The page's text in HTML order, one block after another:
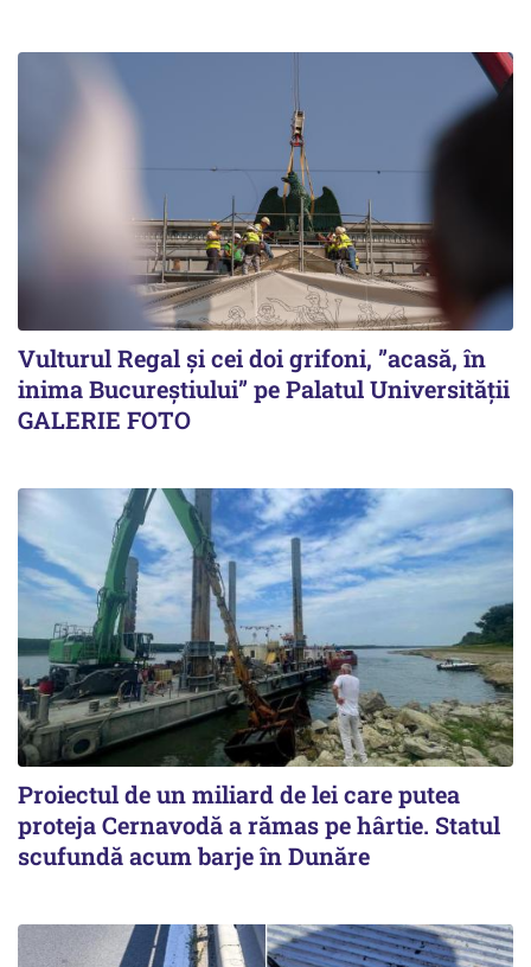
Vulturul Regal și cei doi grifoni, ”acasă, în
inima Bucureștiului” pe Palatul Universității
GALERIE FOTO
Proiectul de un miliard de lei care putea
proteja Cernavodă a rămas pe hârtie. Statul
scufundă acum barje în Dunăre